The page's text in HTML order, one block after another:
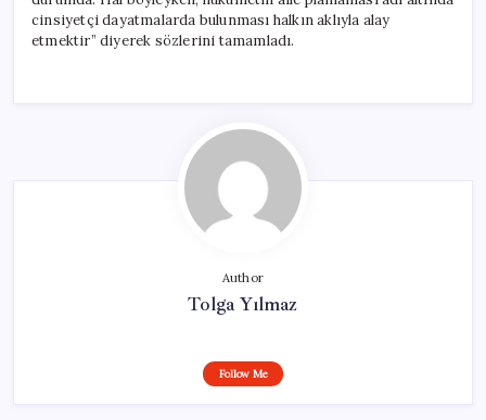
cinsiyetçi dayatmalarda bulunması halkın aklıyla alay
etmektir” diyerek sözlerini tamamladı.
Author
Tolga Yılmaz
Follow Me